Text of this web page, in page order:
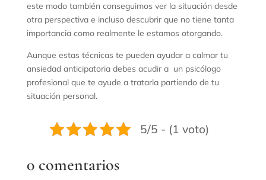
este modo también conseguimos ver la situación desde
otra perspectiva e incluso descubrir que no tiene tanta
importancia como realmente le estamos otorgando.
Aunque estas técnicas te pueden ayudar a calmar tu
ansiedad anticipatoria debes acudir a un psicólogo
profesional que te ayude a tratarla partiendo de tu
situación personal.
5/5 - (1 voto)
0 comentarios